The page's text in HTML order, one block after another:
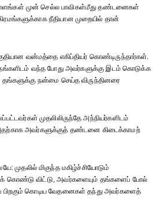
முன் செல்ல பாவிகள்மீது தண்டனைகள்
நீதியான முறையில் தான்
வன்மத்தை எகிப்தியர் கொண்டிருந்தார்கள்.
வந்த போது அவர்களுக்கு இடம் கொடுக்க
தங்களுக்கு நன்மை செய்த விருந்தினரை
முதலிலிருந்தே அந்நியர்களிடம்
அவர்களுக்குத் தண்டனை கிடைக்காமற்
முதலில் மிகுந்த மகிழ்ச்சியோடும்
கொண்டு விட்டு, அவர்களையும் தங்களைப் போல்
பிறகும் கொடிய வேதனைகள் தந்து அவர்களைத்